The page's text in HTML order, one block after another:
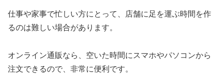
仕事や家事で忙しい方にとって、店舗に足を運ぶ時間を作
るのは難しい場合があります。
オンライン通販なら、空いた時間にスマホやパソコンから
注文できるので、非常に便利です。